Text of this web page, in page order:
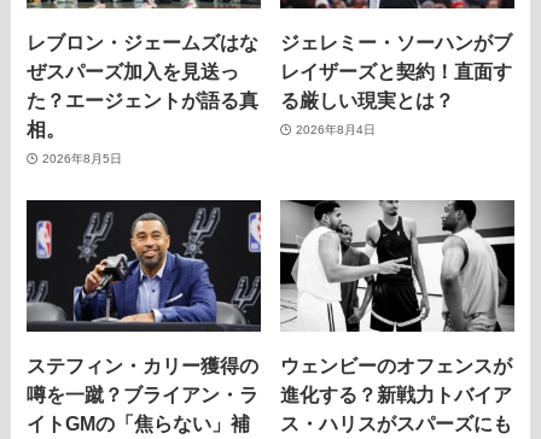
レブロン・ジェームズはな
ぜスパーズ加入を見送っ
た？エージェントが語る真
相。
2026年8月5日
ジェレミー・ソーハンがブ
レイザーズと契約！直面す
る厳しい現実とは？
2026年8月4日
ステフィン・カリー獲得の
噂を一蹴？ブライアン・ラ
イトGMの「焦らない」補
ウェンビーのオフェンスが
進化する？新戦力トバイア
ス・ハリスがスパーズにも